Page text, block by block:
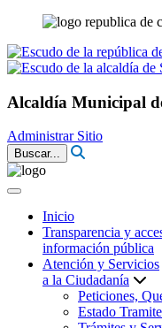
Alcaldía Municipal
Administrar Sitio
Buscar...
Inicio
Transparencia y
información pública
Atención y Servicios
a la Ciudadanía
Peticiones,
Estado Tramite